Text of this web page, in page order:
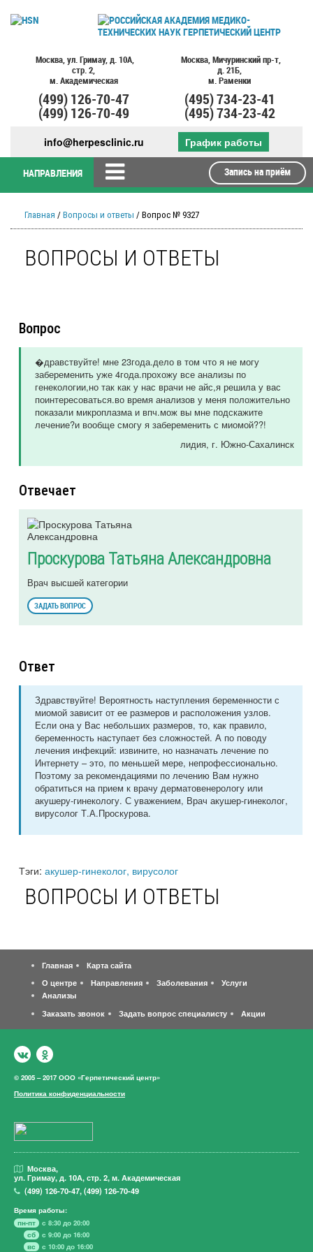
Москва, ул. Гримау, д. 10А,
стр. 2,
м. Академическая
(499)126-70-47
(499)126-70-49
Москва, Мичуринский пр-т,
д. 21Б,
м. Раменки
(495)734-23-41
(495)734-23-42
info@herpesclinic.ru График работы
НАПРАВЛЕНИЯ Запись на приём
Главная / Вопросы и ответы / Вопрос № 9327
ВОПРОСЫ И ОТВЕТЫ
Вопрос
�дравствуйте! мне 23года.дело в том что я не могу
забеременить уже 4года.прохожу все анализы по
генекологии,но так как у нас врачи не айс,я решила у вас
поинтересоваться.во время анализов у меня положительно
показали микроплазма и впч.мож вы мне подскажите
лечение?и вообще смогу я забеременить с миомой??!
лидия, г. Южно-Сахалинск
Отвечает
Проскурова Татьяна Александровна
Врач высшей категории
ЗАДАТЬ ВОПРОС
Ответ
Здравствуйте! Вероятность наступления беременности с
миомой зависит от ее размеров и расположения узлов.
Если она у Вас небольших размеров, то, как правило,
беременность наступает без сложностей. А по поводу
лечения инфекций: извините, но назначать лечение по
Интернету – это, по меньшей мере, непрофессионально.
Поэтому за рекомендациями по лечению Вам нужно
обратиться на прием к врачу дерматовенерологу или
акушеру-гинекологу. С уважением, Врач акушер-гинеколог,
вирусолог Т.А.Проскурова.
Тэги: акушер-гинеколог, вирусолог
ВОПРОСЫ И ОТВЕТЫ
Главная
Карта сайта
О центре
Направления Заболевания
Услуги
Анализы
Заказать звонок
Задать вопрос специалисту Акции
© 2005 – 2017 ООО «Герпетический центр»
Политика конфиденциальности
Москва,
ул. Гримау, д. 10А, стр. 2, м. Академическая
(499)126-70-47,(499)126-70-49
Время работы:
пн-пт
с 8:30 до 20:00
сб
с 9:00 до 16:00
вс
с 10:00 до 16:00